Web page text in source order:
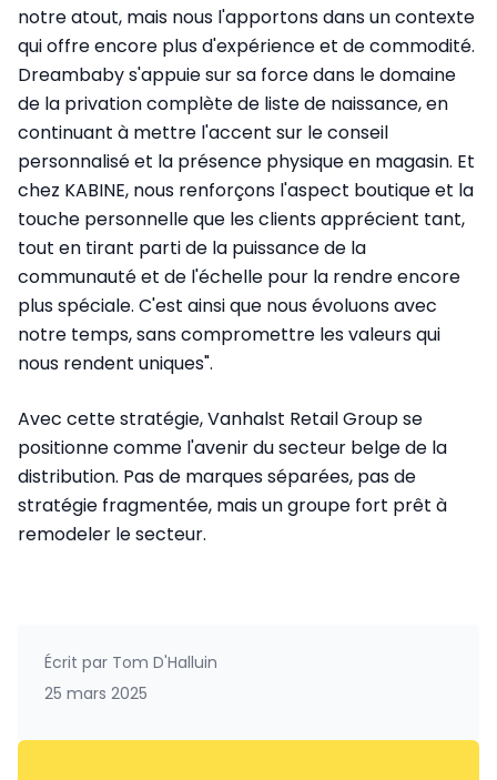
notre atout, mais nous l'apportons dans un contexte
qui offre encore plus d'expérience et de commodité.
Dreambaby s'appuie sur sa force dans le domaine
de la privation complète de liste de naissance, en
continuant à mettre l'accent sur le conseil
personnalisé et la présence physique en magasin. Et
chez KABINE, nous renforçons l'aspect boutique et la
touche personnelle que les clients apprécient tant,
tout en tirant parti de la puissance de la
communauté et de l'échelle pour la rendre encore
plus spéciale. C'est ainsi que nous évoluons avec
notre temps, sans compromettre les valeurs qui
nous rendent uniques".
Avec cette stratégie, Vanhalst Retail Group se
positionne comme l'avenir du secteur belge de la
distribution. Pas de marques séparées, pas de
stratégie fragmentée, mais un groupe fort prêt à
remodeler le secteur.
Écrit par Tom D'Halluin
25 mars 2025